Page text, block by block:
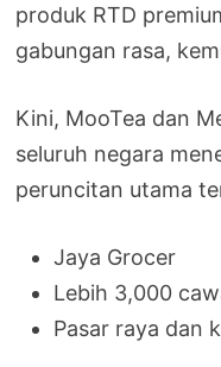
produk RTD
gabungan rasa,
Kini, MooTea dan
seluruh negara
peruncitan utama
Jaya Grocer
Lebih 3,000
Pasar raya dan